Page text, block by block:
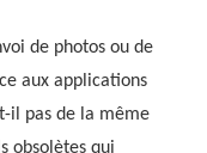
de photos ou de
aux applications
il pas de la même
obsolètes qui